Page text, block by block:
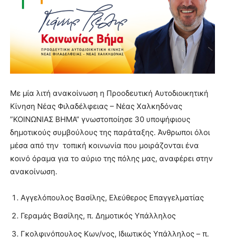
Με μία λιτή ανακοίνωση η Προοδευτική Αυτοδιοικητική
Κίνηση Νέας Φιλαδέλφειας – Νέας Χαλκηδόνας
”ΚΟΙΝΩΝΙΑΣ ΒΗΜΑ” γνωστοποίησε 30 υποψήφιους
δημοτικούς συμβούλους της παράταξης. Άνθρωποι όλοι
μέσα από την τοπική κοινωνία που μοιράζονται ένα
κοινό όραμα για το αύριο της πόλης μας, αναφέρει στην
ανακοίνωση.
Αγγελόπουλος Βασίλης, Ελεύθερος Επαγγελματίας
Γεραμάς Βασίλης, π. Δημοτικός Υπάλληλος
Γκολφινόπουλος Κων/νος, Ιδιωτικός Υπάλληλος – π.